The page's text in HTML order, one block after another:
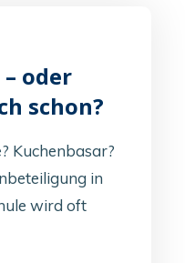
oder
schon?
Kuchenbasar?
in
wird oft